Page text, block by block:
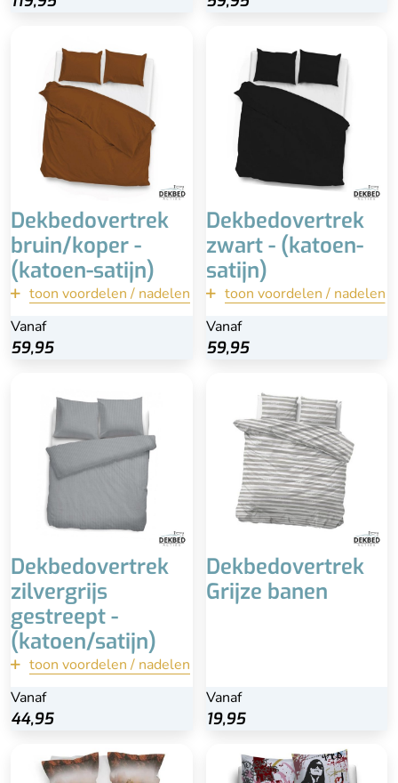
Dekbedovertrek
bruin/koper -
(katoen-satijn)
toon voordelen / nadelen
Vanaf
59,95
Inclusief kussenslopen
100% katoen-satijn
Extra lange instopstrook
Wasbaar
terug
Bekijk
Dekbedovertrek
zwart - (katoen-
satijn)
toon voordelen / nadelen
Vanaf
59,95
Inclusief kussenslopen
100% katoen-satijn
Wasbaar
terug
Bekijk
Dekbedovertrek
zilvergrijs
gestreept -
(katoen/satijn)
toon voordelen / nadelen
Vanaf
44,95
Inclusief kussensloop
100% katoen-satijn
Alleen nog beschikbaar in
140x200/220
Bekijk
Dekbedovertrek
Grijze banen
Vanaf
19,95